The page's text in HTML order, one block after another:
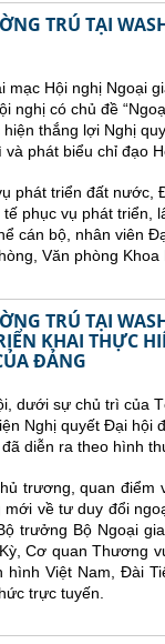
TRÚ TẠI
mạc Hội nghị Ngoại
có chủ đề
thắng lợi Nghị
phát biểu chỉ đạo
phát triển đất nước,
phục vụ phát triển,
cán bộ, nhân viên
Văn phòng
TRÚ TẠI
KHAI THỰC
ĐẢNG
dưới sự chủ trì của
Nghị quyết Đại hội
diễn ra theo hình
trương, quan điểm
về tư duy đổi
trưởng Bộ Ngoại
Cơ quan Thương
Việt Nam, Đài
trực tuyến.